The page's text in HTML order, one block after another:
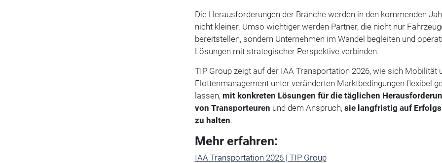
Die Herausforderungen der Branche werden in den kommenden
nicht kleiner. Umso wichtiger werden Partner, die nicht nur
bereitstellen, sondern Unternehmen im Wandel begleiten und
Lösungen mit strategischer Perspektive verbinden.
TIP Group zeigt auf der IAA Transportation 2026, wie sich Mobilität
Flottenmanagement unter veränderten Marktbedingungen flexibel
lassen, mit konkreten Lösungen für die täglichen
von Transporteuren und dem Anspruch, sie langfristig auf
zu halten.
Mehr erfahren:
IAA Transportation 2026 | TIP Group